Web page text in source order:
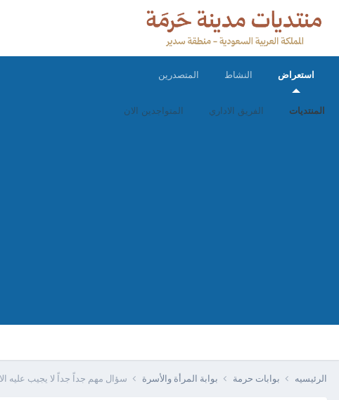
استعراض
المنتديات الفريق الاداري المتواجدين الان
النشاط المتصدرين
الرئيسيه بوابات حرمة بوابة المرأة والأسرة سؤال مهم جداً جداً لا يجيب عليه